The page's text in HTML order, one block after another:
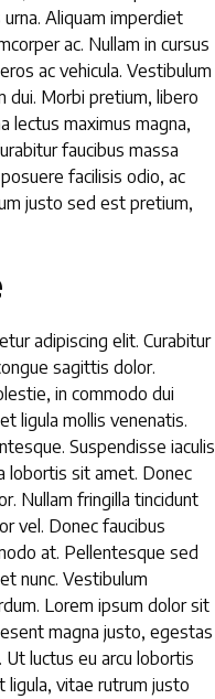
Aliquam imperdiet
ac. Nullam in cursus
ac vehicula. Vestibulum
dui. Morbi pretium, libero
lectus maximus magna,
faucibus massa
facilisis odio, ac
justo sed est pretium,
adipiscing elit. Curabitur
sagittis dolor.
in commodo dui
ligula mollis venenatis.
Suspendisse iaculis
lobortis sit amet. Donec
Nullam fringilla tincidunt
vel. Donec faucibus
at. Pellentesque sed
nunc. Vestibulum
Lorem ipsum dolor sit
magna justo, egestas
luctus eu arcu lobortis
ligula, vitae rutrum justo